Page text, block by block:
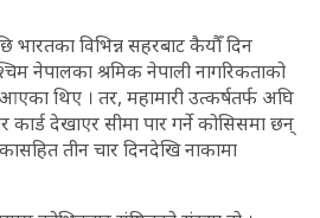
भारतका विभिन्न सहरबाट कैयौँ दिन
नेपालका श्रमिक नेपाली नागरिकताको
थिए । तर, महामारी उत्कर्षतर्फ अघि
देखाएर सीमा पार गर्ने कोसिसमा छन्
तीन चार दिनदेखि नाकामा